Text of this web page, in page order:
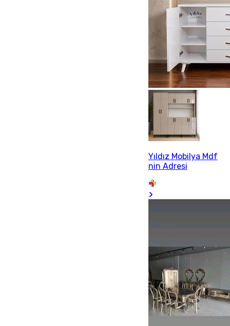
Yıldız Mobilya Mdf
nin Adresi